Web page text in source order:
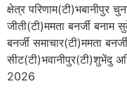
क्षेत्र परिणाम(टी)भबानीपुर
जीती(टी)ममता बनर्जी बनाम
बनर्जी समाचार(टी)ममता
सीट(टी)भवानीपुर(टी)शुभेंदु
2026